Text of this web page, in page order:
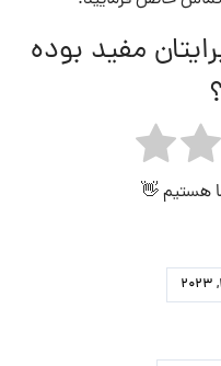
مفید بوده
هستیم 👋